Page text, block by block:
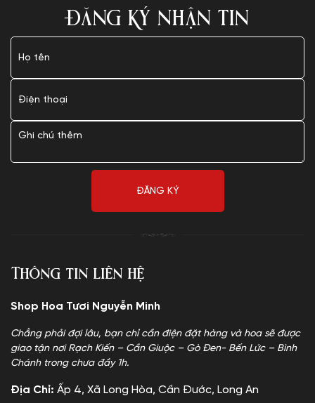
ĐĂNG KÝ NHẬN TIN
Thông tin liên hệ
Shop Hoa Tươi Nguyễn Minh
Chẳng phải đợi lâu, bạn chỉ cần điện đặt hàng và hoa sẽ được
giao tận nơi Rạch Kiến – Cần Giuộc – Gò Đen- Bến Lức – Bình
Chánh trong chưa đầy 1h.
Địa Chỉ: Ấp 4, Xã Long Hòa, Cần Đước, Long An